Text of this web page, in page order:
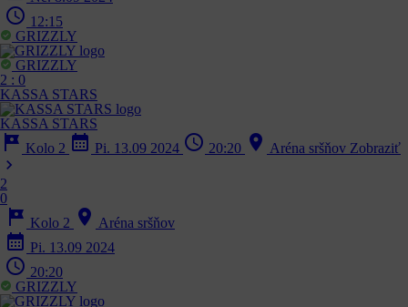
schedule 12:15
GRIZZLY
GRIZZLY
2 : 0
KASSA STARS
KASSA STARS
tour Kolo 2 calendar_month Pi. 13.09 2024 schedule 20:20 location_on Aréna sršňov Zobraziť
chevron_right
2
0
tour Kolo 2 location_on Aréna sršňov
calendar_month Pi. 13.09 2024
schedule 20:20
GRIZZLY